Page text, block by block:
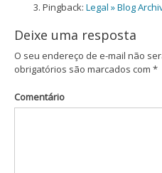
Pingback: Legal » Blog
Deixe uma resposta
O seu endereço de e-mail não
obrigatórios são marcados com *
Comentário